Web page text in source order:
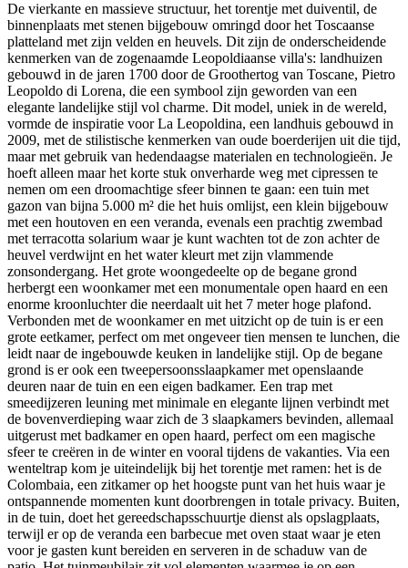
De vierkante en massieve structuur, het torentje met duiventil, de
binnenplaats met stenen bijgebouw omringd door het Toscaanse
platteland met zijn velden en heuvels. Dit zijn de onderscheidende
kenmerken van de zogenaamde Leopoldiaanse villa's: landhuizen
gebouwd in de jaren 1700 door de Groothertog van Toscane, Pietro
Leopoldo di Lorena, die een symbool zijn geworden van een
elegante landelijke stijl vol charme. Dit model, uniek in de wereld,
vormde de inspiratie voor La Leopoldina, een landhuis gebouwd in
2009, met de stilistische kenmerken van oude boerderijen uit die tijd,
maar met gebruik van hedendaagse materialen en technologieën. Je
hoeft alleen maar het korte stuk onverharde weg met cipressen te
nemen om een droomachtige sfeer binnen te gaan: een tuin met
gazon van bijna 5.000 m² die het huis omlijst, een klein bijgebouw
met een houtoven en een veranda, evenals een prachtig zwembad
met terracotta solarium waar je kunt wachten tot de zon achter de
heuvel verdwijnt en het water kleurt met zijn vlammende
zonsondergang. Het grote woongedeelte op de begane grond
herbergt een woonkamer met een monumentale open haard en een
enorme kroonluchter die neerdaalt uit het 7 meter hoge plafond.
Verbonden met de woonkamer en met uitzicht op de tuin is er een
grote eetkamer, perfect om met ongeveer tien mensen te lunchen, die
leidt naar de ingebouwde keuken in landelijke stijl. Op de begane
grond is er ook een tweepersoonsslaapkamer met openslaande
deuren naar de tuin en een eigen badkamer. Een trap met
smeedijzeren leuning met minimale en elegante lijnen verbindt met
de bovenverdieping waar zich de 3 slaapkamers bevinden, allemaal
uitgerust met badkamer en open haard, perfect om een magische
sfeer te creëren in de winter en vooral tijdens de vakanties. Via een
wenteltrap kom je uiteindelijk bij het torentje met ramen: het is de
Colombaia, een zitkamer op het hoogste punt van het huis waar je
ontspannende momenten kunt doorbrengen in totale privacy. Buiten,
in de tuin, doet het gereedschapsschuurtje dienst als opslagplaats,
terwijl er op de veranda een barbecue met oven staat waar je eten
voor je gasten kunt bereiden en serveren in de schaduw van de